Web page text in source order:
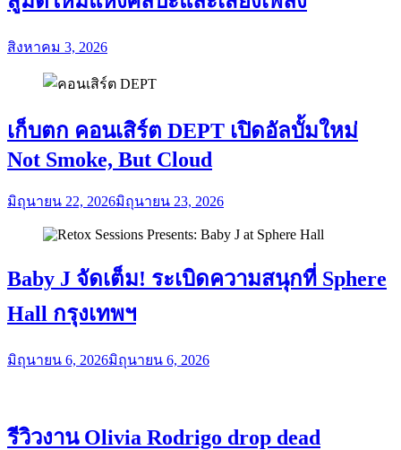
สิงหาคม 3, 2026
เก็บตก คอนเสิร์ต DEPT เปิดอัลบั้มใหม่
Not Smoke, But Cloud
มิถุนายน 22, 2026มิถุนายน 23, 2026
Baby J จัดเต็ม! ระเบิดความสนุกที่ Sphere
Hall กรุงเทพฯ
มิถุนายน 6, 2026มิถุนายน 6, 2026
รีวิวงาน Olivia Rodrigo drop dead